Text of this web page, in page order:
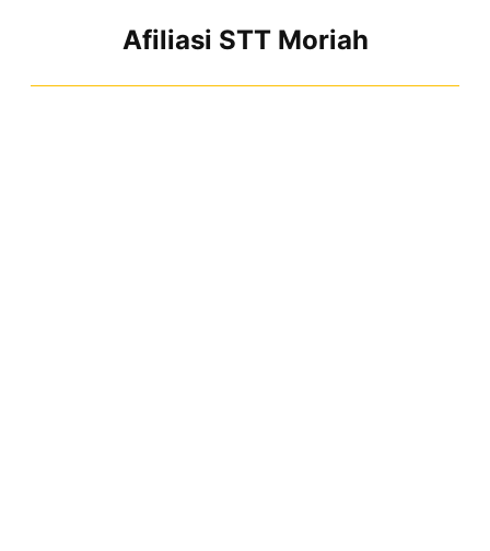
Afiliasi STT Moriah